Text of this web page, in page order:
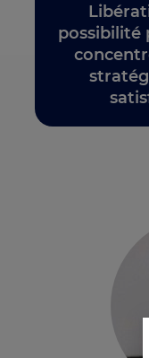
possibilité